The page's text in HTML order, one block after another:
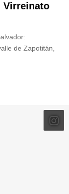
Virreinato
de Zapotitán,